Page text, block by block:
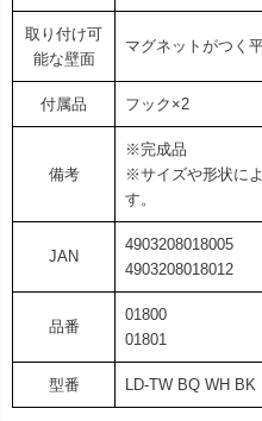
取り付け可
能な壁面
マグネットがつく
付属品 フック×2
備考
※完成品
※サイズや形状に
す。
JAN
4903208018005
4903208018012
品番
01800
01801
型番 LD-TW BQ WH BK